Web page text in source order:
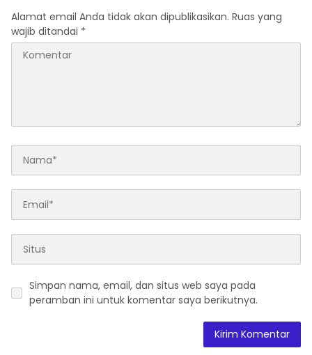
Alamat email Anda tidak akan dipublikasikan. Ruas yang
wajib ditandai *
Simpan nama, email, dan situs web saya pada
peramban ini untuk komentar saya berikutnya.